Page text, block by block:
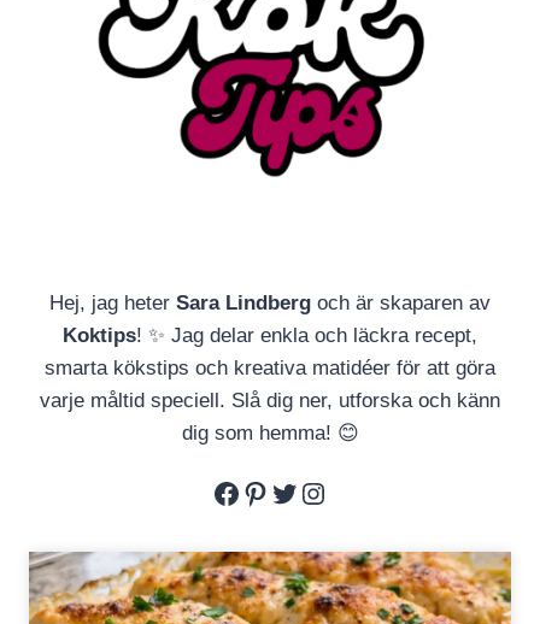
Hej, jag heter Sara Lindberg och är skaparen av
Koktips! ✨ Jag delar enkla och läckra recept,
smarta kökstips och kreativa matidéer för att göra
varje måltid speciell. Slå dig ner, utforska och känn
dig som hemma! 😊
Facebook
Pinterest
Twitter
Instagram